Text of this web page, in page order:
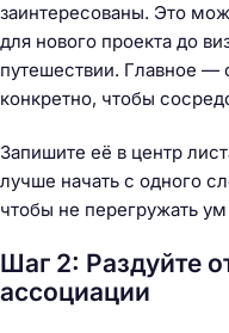
заинтересованы. Это
для нового проекта до
путешествии. Главное —
конкретно, чтобы
Запишите её в центр
лучше начать с одного
чтобы не перегружать
Шаг 2: Раздуйте
ассоциации